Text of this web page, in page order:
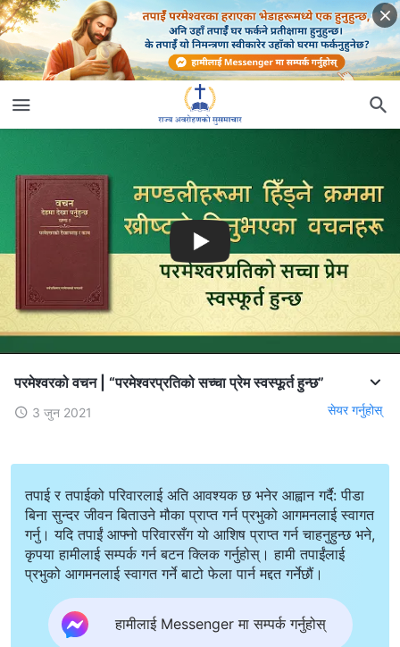
परमेश्‍वरको वचन | “परमेश्‍वरप्रतिको सच्‍चा प्रेम स्वस्फूर्त हुन्छ”
3 जुन 2021 सेयर गर्नुहोस्
तपाई र तपाईको परिवारलाई अति आवश्यक छ भनेर आह्वान गर्दै: पीडा
बिना सुन्दर जीवन बिताउने मौका प्राप्त गर्न प्रभुको आगमनलाई स्वागत
गर्नु। यदि तपाईं आफ्नो परिवारसँग यो आशिष प्राप्त गर्न चाहनुहुन्छ भने,
कृपया हामीलाई सम्पर्क गर्न बटन क्लिक गर्नुहोस्। हामी तपाईंलाई
प्रभुको आगमनलाई स्वागत गर्ने बाटो फेला पार्न मद्दत गर्नेछौं।
हामीलाई Messenger मा सम्पर्क गर्नुहोस्